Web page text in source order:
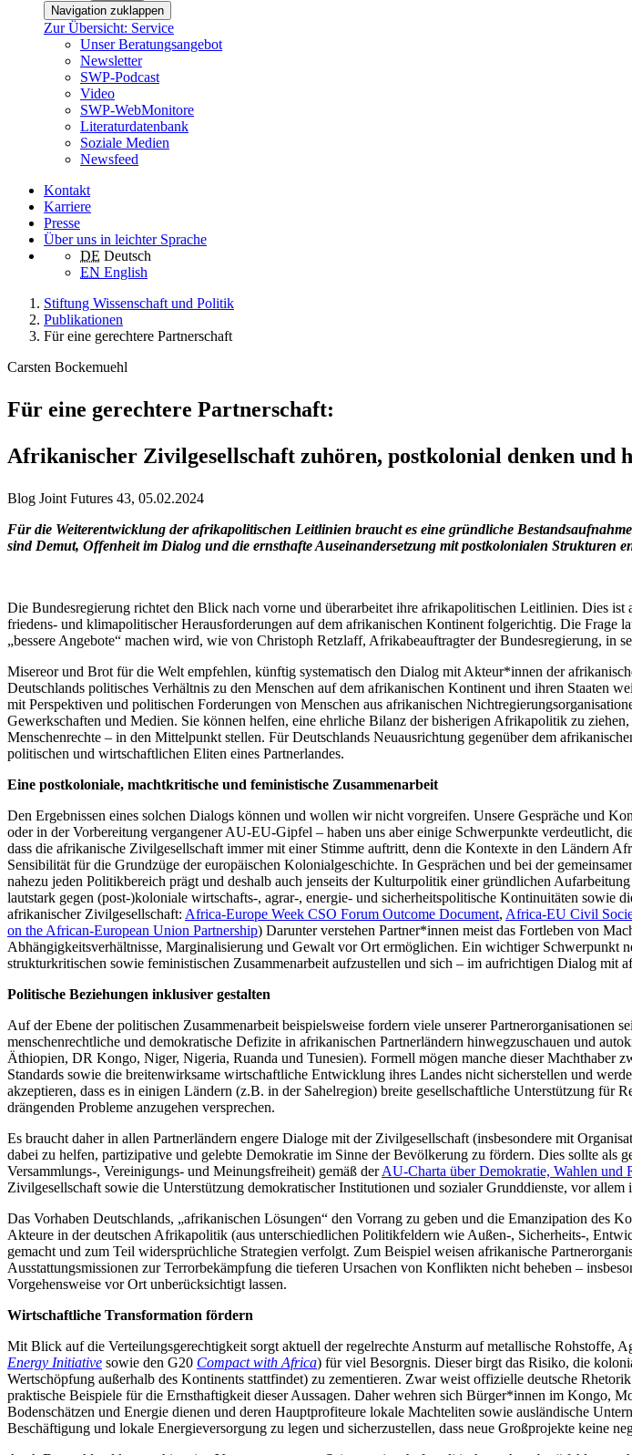
Navigation zuklappen
Zur Übersicht: Service
Unser Beratungsangebot
Newsletter
SWP-Podcast
Video
SWP-WebMonitore
Literaturdatenbank
Soziale Medien
Newsfeed
Kontakt
Karriere
Presse
Über uns in leichter Sprache
DE Deutsch
EN English
Stiftung Wissenschaft und Politik
Publikationen
Für eine gerechtere Partnerschaft
Carsten Bockemuehl
Für eine gerechtere Partnerschaft:
Afrikanischer Zivilgesellschaft zuhören, postkolonial denken und
Blog Joint Futures 43, 05.02.2024
Für die Weiterentwicklung der afrikapolitischen Leitlinien braucht es eine gründliche
sind Demut, Offenheit im Dialog und die ernsthafte Auseinandersetzung mit postkolonialen Strukturen
Die Bundesregierung richtet den Blick nach vorne und überarbeitet ihre afrikapolitischen Leitlinien. Dies
friedens- und klimapolitischer Herausforderungen auf dem afrikanischen Kontinent folgerichtig. Die
„bessere Angebote“ machen wird, wie von Christoph Retzlaff, Afrikabeauftragter der Bundesregierung, in
Misereor und Brot für die Welt empfehlen, künftig systematisch den Dialog mit Akteur*innen der
Deutschlands politisches Verhältnis zu den Menschen auf dem afrikanischen Kontinent und ihren Staaten
mit Perspektiven und politischen Forderungen von Menschen aus afrikanischen
Gewerkschaften und Medien. Sie können helfen, eine ehrliche Bilanz der bisherigen Afrikapolitik zu
Menschenrechte – in den Mittelpunkt stellen. Für Deutschlands Neuausrichtung gegenüber dem
politischen und wirtschaftlichen Eliten eines Partnerlandes.
Eine postkoloniale, machtkritische und feministische Zusammenarbeit
Den Ergebnissen eines solchen Dialogs können und wollen wir nicht vorgreifen. Unsere Gespräche und
oder in der Vorbereitung vergangener AU-EU-Gipfel – haben uns aber einige Schwerpunkte verdeutlicht,
dass die afrikanische Zivilgesellschaft immer mit einer Stimme auftritt, denn die Kontexte in den Ländern
Sensibilität für die Grundzüge der europäischen Kolonialgeschichte. In Gesprächen und bei der
nahezu jeden Politikbereich prägt und deshalb auch jenseits der Kulturpolitik einer gründlichen
lautstark gegen (post-)koloniale wirtschafts-, agrar-, energie- und sicherheitspolitische Kontinuitäten sowie
afrikanischer Zivilgesellschaft: Africa-Europe Week CSO Forum Outcome Document, Africa-EU Civil
on the African-European Union Partnership) Darunter verstehen Partner*innen meist das Fortleben von
Abhängigkeitsverhältnisse, Marginalisierung und Gewalt vor Ort ermöglichen. Ein wichtiger Schwerpunkt
strukturkritischen sowie feministischen Zusammenarbeit aufzustellen und sich – im aufrichtigen Dialog mit
Politische Beziehungen inklusiver gestalten
Auf der Ebene der politischen Zusammenarbeit beispielsweise fordern viele unserer Partnerorganisationen
menschenrechtliche und demokratische Defizite in afrikanischen Partnerländern hinwegzuschauen und
Äthiopien, DR Kongo, Niger, Nigeria, Ruanda und Tunesien). Formell mögen manche dieser Machthaber
Standards sowie die breitenwirksame wirtschaftliche Entwicklung ihres Landes nicht sicherstellen und
akzeptieren, dass es in einigen Ländern (z.B. in der Sahelregion) breite gesellschaftliche Unterstützung
drängenden Probleme anzugehen versprechen.
Es braucht daher in allen Partnerländern engere Dialoge mit der Zivilgesellschaft (insbesondere mit
dabei zu helfen, partizipative und gelebte Demokratie im Sinne der Bevölkerung zu fördern. Dies sollte als
Versammlungs-, Vereinigungs- und Meinungsfreiheit) gemäß derAU-Charta über Demokratie, Wahlen und
Zivilgesellschaft sowie die Unterstützung demokratischer Institutionen und sozialer Grunddienste, vor allem
Das Vorhaben Deutschlands, „afrikanischen Lösungen“ den Vorrang zu geben und die Emanzipation des
Akteure in der deutschen Afrikapolitik (aus unterschiedlichen Politikfeldern wie Außen-, Sicherheits-,
gemacht und zum Teil widersprüchliche Strategien verfolgt. Zum Beispiel weisen afrikanische
Ausstattungsmissionen zur Terrorbekämpfung die tieferen Ursachen von Konflikten nicht beheben –
Vorgehensweise vor Ort unberücksichtigt lassen.
Wirtschaftliche Transformation fördern
Mit Blick auf die Verteilungsgerechtigkeit sorgt aktuell der regelrechte Ansturm auf metallische Rohstoffe,
Energy Initiative sowie den G20 Compact with Africa) für viel Besorgnis. Dieser birgt das Risiko, die
Wertschöpfung außerhalb des Kontinents stattfindet) zu zementieren. Zwar weist offizielle deutsche
praktische Beispiele für die Ernsthaftigkeit dieser Aussagen. Daher wehren sich Bürger*innen im Kongo,
Bodenschätzen und Energie dienen und deren Hauptprofiteure lokale Machteliten sowie ausländische
Beschäftigung und lokale Energieversorgung zu legen und sicherzustellen, dass neue Großprojekte keine